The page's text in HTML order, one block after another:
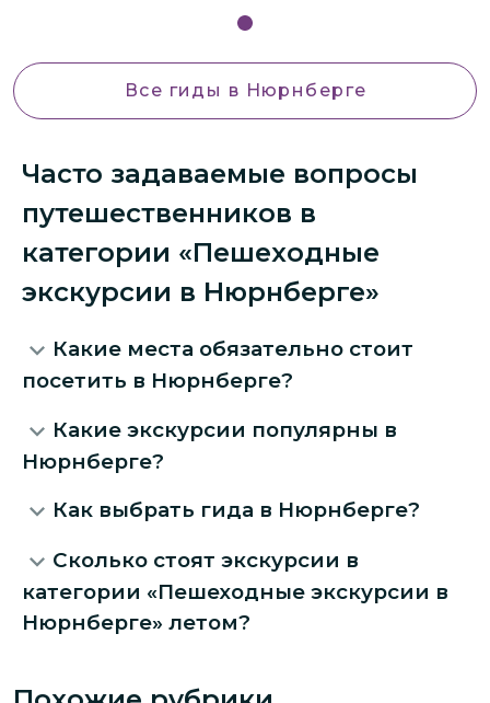
Все гиды в Нюрнберге
Часто задаваемые вопросы
путешественников в
категории «Пешеходные
экскурсии в Нюрнберге»
Какие места обязательно стоит
посетить в Нюрнберге?
Какие экскурсии популярны в
Нюрнберге?
Как выбрать гида в Нюрнберге?
Сколько стоят экскурсии в
категории «Пешеходные экскурсии в
Нюрнберге» летом?